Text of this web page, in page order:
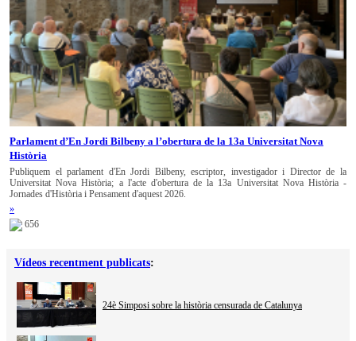
Parlament d’En Jordi Bilbeny a l’obertura de la 13a Universitat Nova
Història
Publiquem el parlament d'En Jordi Bilbeny, escriptor, investigador i Director de la
Universitat Nova Història; a l'acte d'obertura de la 13a Universitat Nova Història -
Jornades d'Història i Pensament d'aquest 2026.
»
656
Vídeos recentment publicats:
24è Simposi sobre la història censurada de Catalunya